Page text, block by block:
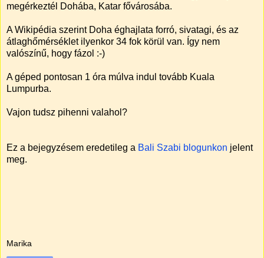
megérkeztél Dohába, Katar fővárosába.
A Wikipédia szerint Doha éghajlata forró, sivatagi, és az
átlaghőmérséklet ilyenkor 34 fok körül van. Így nem
valószínű, hogy fázol :-)
A géped pontosan 1 óra múlva indul tovább Kuala
Lumpurba.
Vajon tudsz pihenni valahol?
Ez a bejegyzésem eredetileg a Bali Szabi blogunkon jelent
meg.
Marika